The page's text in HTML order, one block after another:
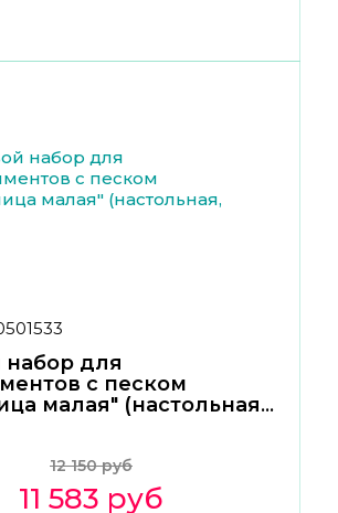
набор для
с песком
малая" (настольная,
12 150 руб
11 583 руб